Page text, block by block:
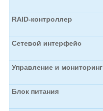
RAID-контроллер
Сетевой интерфейс
Управление и мониторинг
Блок питания